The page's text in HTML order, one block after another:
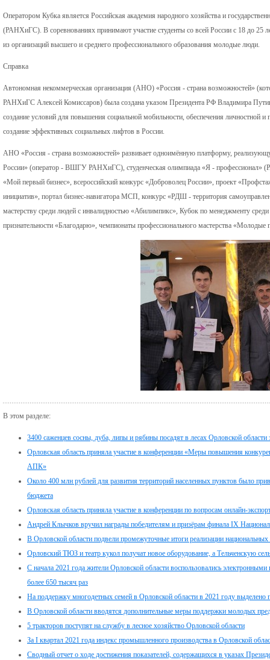
Оператором Кубка является Российская академия народного хозяйства и
(РАНХиГС). В соревнованиях принимают участие студенты со всей России с 18 до 25
из организаций высшего и среднего профессионального образования молодые люди.
Справка
Автономная некоммерческая организация (АНО) «Россия - страна возможностей»
РАНХиГС Алексей Комиссаров) была создана указом Президента РФ Владимира
создание условий для повышения социальной мобильности, обеспечения личностной и
создание эффективных социальных лифтов в России.
АНО «Россия - страна возможностей» развивает одноимённую платформу,
России» (оператор - ВШГУ РАНХиГС), студенческая олимпиада «Я - профессионал»
«Мой первый бизнес», всероссийский конкурс «Доброволец России», проект
инициатив», портал бизнес-навигатора МСП, конкурс «РДШ - территория
мастерству среди людей с инвалидностью «Абилимпикс», Кубок по менеджменту
признательности «Благодарю», чемпионаты профессионального мастерства
В этом разделе:
3400 саженцев сосны, дуба, липы и рябины посадят в лесах Орловской области
Орловская область приняла участие в конференции «Меры повышения
АПК»
Около 400 млн рублей для развития территорий населенных пунктов было
бюджета
Орловская область приняла участие в конференции по вопросам онлайн-
Андрей Клычков вручил награды победителям и призёрам финала IX
В Орловской области подвели промежуточные итоги реализации
Орловский ТЮЗ и театр кукол получат новое оборудование, а Тельченскую
С начала 2021 года жители Орловской области воспользовались
более 650 тысяч раз
На поддержку многодетных семей в Орловской области в 2021 году выделено
В Орловской области вводятся дополнительные меры поддержки молодых
5 тракторов поступят на службу в лесное хозяйство Орловской области
За I квартал 2021 года индекс промышленного производства в Орловской
Сводный отчет о ходе достижения показателей, содержащихся в указах